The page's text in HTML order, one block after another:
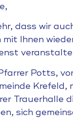
dass wir
Ihnen
Potts,
Krefeld,
Trauerhalle
sich